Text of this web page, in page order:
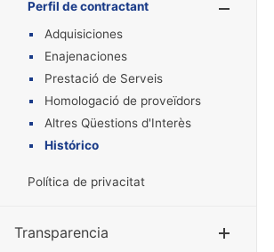
Perfil de contractant
Adquisiciones
Enajenaciones
Prestació de Serveis
Homologació de proveïdors
Altres Qüestions d'Interès
Histórico
Política de privacitat
Transparencia